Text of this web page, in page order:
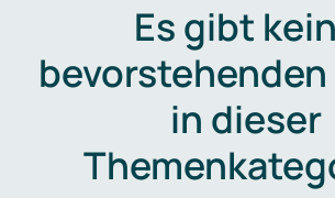
Es gibt
bevorstehenden
in dieser